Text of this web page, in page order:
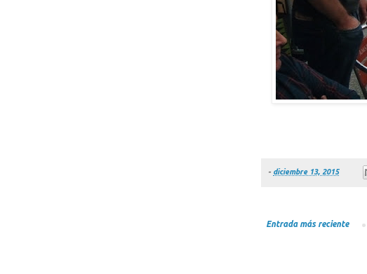
- diciembre 13, 2015
Entrada más reciente